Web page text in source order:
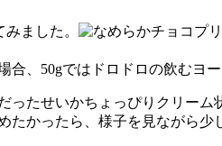
みました。
、50gではドロドロの飲むヨ
ったせいかちょっぴりクリー
たかったら、様子を見ながら